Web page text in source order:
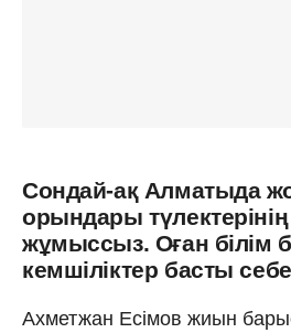
Сондай-ақ Алматыда
орындары
жұмыссыз. Оған білім
кемшіліктер басты
Ахметжан Есімов жиын